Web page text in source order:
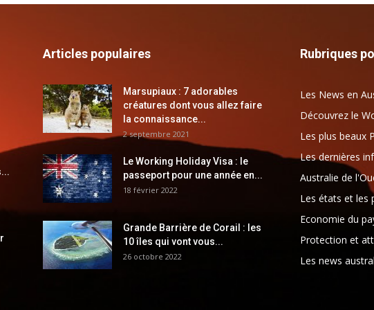
Articles populaires
Marsupiaux : 7 adorables
créatures dont vous allez faire
la connaissance...
2 septembre 2021
Le Working Holiday Visa : le
passeport pour une année en...
18 février 2022
Grande Barrière de Corail : les
10 îles qui vont vous...
26 octobre 2022
Rubriques
Les News en
Découvrez le
Les plus beaux
Les dernières
Australie de
Les états et les
Economie du
Protection et
Les news